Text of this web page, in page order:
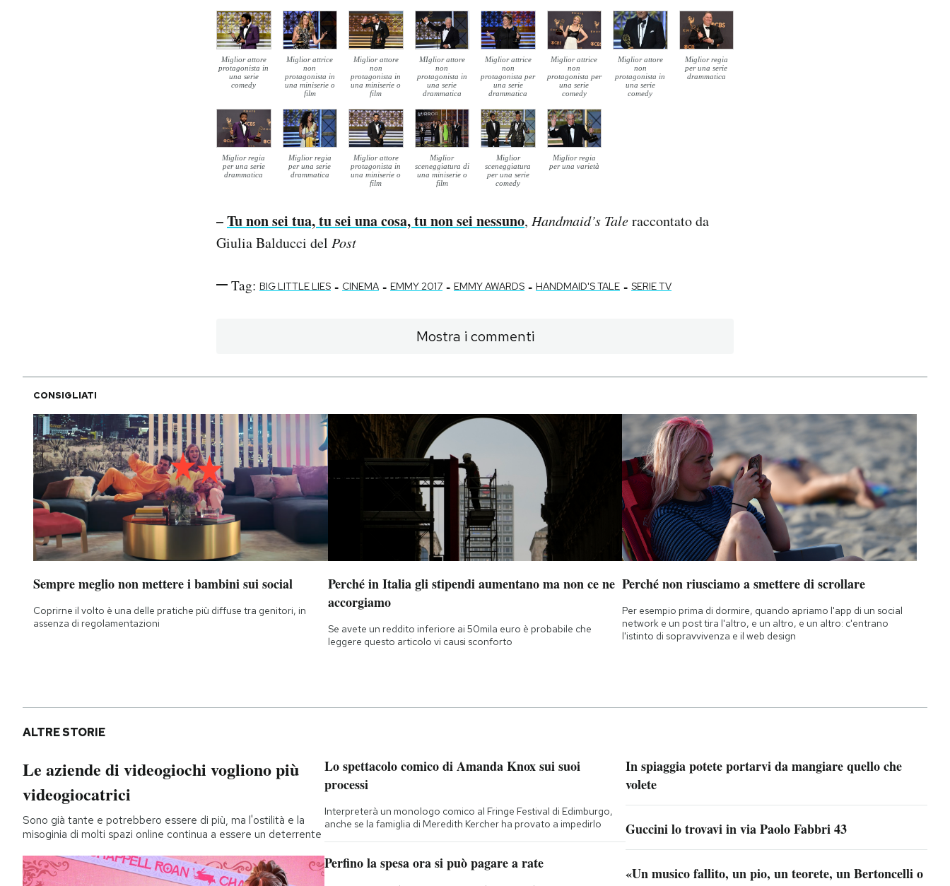
Miglior attore
protagonista in
una serie
comedy
Miglior attrice
non
protagonista in
una miniserie o
film
Miglior attore
non
protagonista in
una miniserie o
film
MIglior attore
non
protagonista in
una serie
drammatica
Miglior attrice
non
protagonista per
una serie
drammatica
Miglior attrice
non
protagonista per
una serie
comedy
Miglior attore
non
protagonista in
una serie
comedy
Miglior regia
per una serie
drammatica
Miglior regia
per una serie
drammatica
Miglior regia
per una serie
drammatica
Miglior attore
protagonista in
una miniserie o
film
Miglior
sceneggiatura di
una miniserie o
film
Miglior
sceneggiatura
per una serie
comedy
Miglior regia
per una varietà
–Tu non sei tua, tu sei una cosa, tu non sei nessuno, Handmaid’s Taleraccontato da
Giulia Balducci del Post
Tag: BIG LITTLE LIES - CINEMA - EMMY 2017 - EMMY AWARDS - HANDMAID'S TALE - SERIE TV
Mostra i commenti
CONSIGLIATI
Sempre meglio non mettere i bambini sui social
Coprirne il volto è una delle pratiche più diffuse tra genitori, in
assenza di regolamentazioni
Perché in Italia gli stipendi aumentano ma non ce ne
accorgiamo
Se avete un reddito inferiore ai 50mila euro è probabile che
leggere questo articolo vi causi sconforto
Perché non riusciamo a smettere di scrollare
Per esempio prima di dormire, quando apriamo l'app di un social
network e un post tira l'altro, e un altro, e un altro: c'entrano
l'istinto di sopravvivenza e il web design
ALTRE STORIE
Le aziende di videogiochi vogliono più
videogiocatrici
Sono già tante e potrebbero essere di più, ma l'ostilità e la
misoginia di molti spazi online continua a essere un deterrente
Lo spettacolo comico di Amanda Knox sui suoi
processi
Interpreterà un monologo comico al Fringe Festival di Edimburgo,
anche se la famiglia di Meredith Kercher ha provato a impedirlo
Perfino la spesa ora si può pagare a rate
In spiaggia potete portarvi da mangiare quello che
volete
Guccini lo trovavi in via Paolo Fabbri 43
«Un musico fallito, un pio, un teorete, un Bertoncelli o